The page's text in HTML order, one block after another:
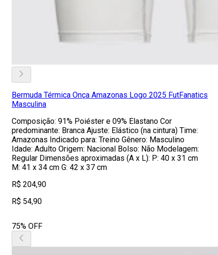
Bermuda Térmica Onça Amazonas Logo 2025 FutFanatics
Masculina
Composição: 91% Poiéster e 09% Elastano Cor
predominante: Branca Ajuste: Elástico (na cintura) Time:
Amazonas Indicado para: Treino Gênero: Masculino
Idade: Adulto Origem: Nacional Bolso: Não Modelagem:
Regular Dimensões aproximadas (A x L): P: 40 x 31 cm
M: 41 x 34 cm G: 42 x 37 cm
R$ 204,90
R$ 54,90
75% OFF